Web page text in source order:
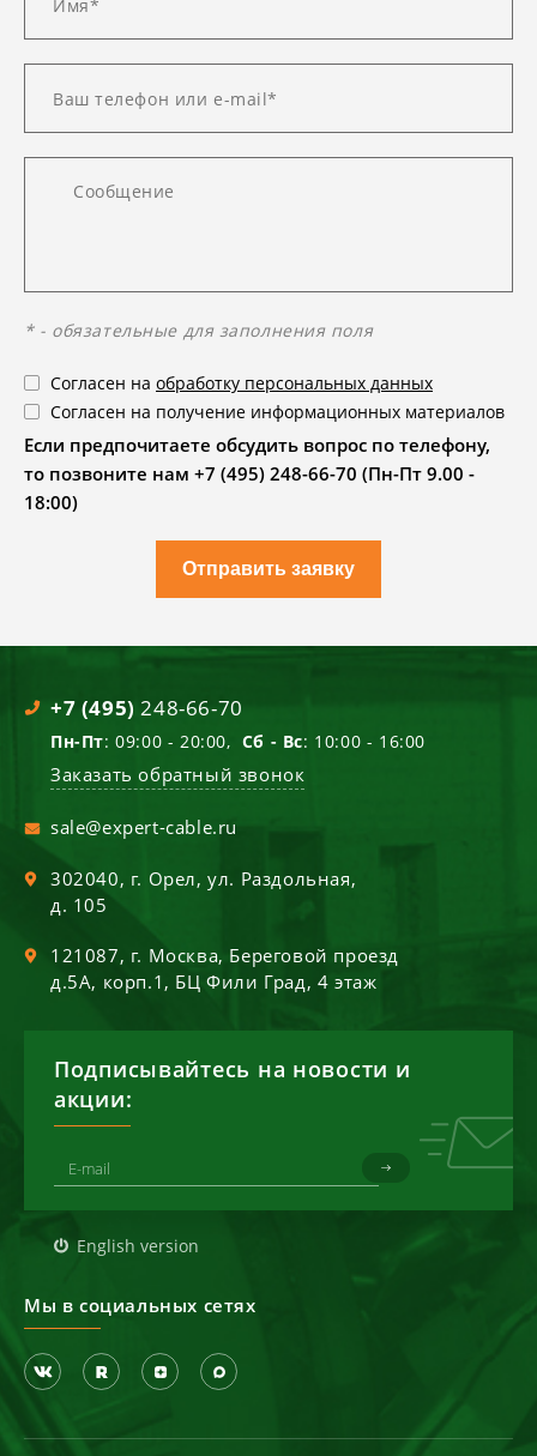
* - обязательные для заполнения поля
Согласен на обработку персональных данных
Согласен на получение информационных материалов
Если предпочитаете обсудить вопрос по телефону,
то позвоните нам +7 (495) 248-66-70 (Пн-Пт 9.00 -
18:00)
Отправить заявку
+7 (495) 248-66-70
Пн-Пт: 09:00 - 20:00, Сб - Вс: 10:00 - 16:00
Заказать обратный звонок
sale@expert-cable.ru
302040, г. Орел,ул. Раздольная,
д. 105
121087, г. Москва, Береговой проезд
д.5А, корп.1, БЦ Фили Град, 4 этаж
Подписывайтесь на новости и
акции:
English version
Мы в социальных сетях